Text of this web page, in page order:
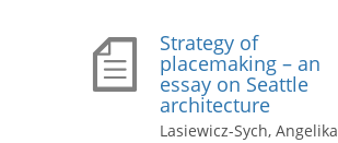
Strategy of
placemaking – an
essay on Seattle
architecture
Lasiewicz-Sych, Angelika